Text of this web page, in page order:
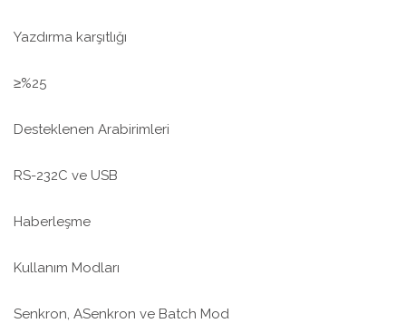
Yazdırma karşıtlığı
≥%25
Desteklenen Arabirimleri
RS-232C ve USB
Haberleşme
Kullanım Modları
Senkron, ASenkron ve Batch Mod